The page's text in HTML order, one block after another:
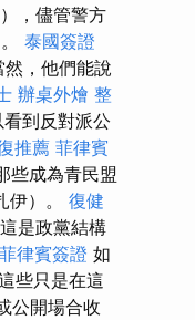
，儘管警方
泰國簽證
，他們能說
辦桌外燴 整
到反對派公
推薦 菲律賓
些成為青民盟
伊）。 復健
是政黨結構
菲律賓簽證 如
些只是在這
公開場合收